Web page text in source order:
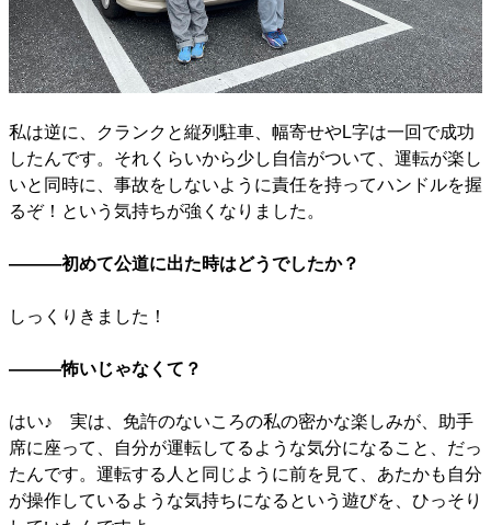
私は逆に、クランクと縦列駐車、幅寄せやL字は一回で成功
したんです。それくらいから少し自信がついて、運転が楽し
いと同時に、事故をしないように責任を持ってハンドルを握
るぞ！という気持ちが強くなりました。
―――初めて公道に出た時はどうでしたか？
しっくりきました！
―――怖いじゃなくて？
はい♪ 実は、免許のないころの私の密かな楽しみが、助手
席に座って、自分が運転してるような気分になること、だっ
たんです。運転する人と同じように前を見て、あたかも自分
が操作しているような気持ちになるという遊びを、ひっそり